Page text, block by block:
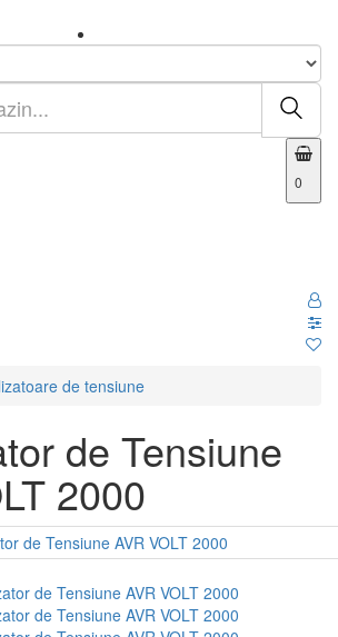
0
de tensiune
de Tensiune
2000